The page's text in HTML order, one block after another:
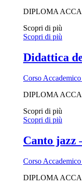
DIPLOMA
Scopri di più
Scopri di più
Didattica
Corso
DIPLOMA
Scopri di più
Scopri di più
Canto jazz
Corso
DIPLOMA